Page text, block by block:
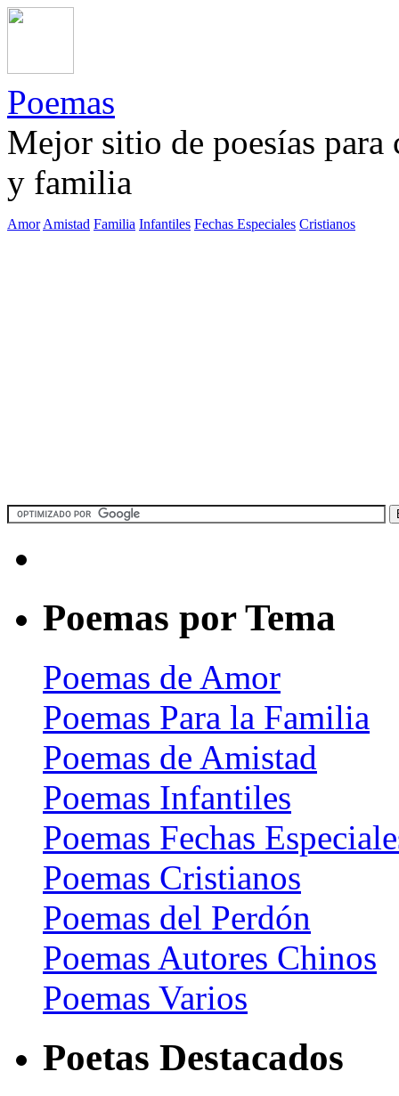
Poemas
Mejor sitio de poesías
y familia
Amor Amistad Familia Infantiles Fechas Especiales Cristianos
Poemas por Tema
Poemas de Amor
Poemas Para la Familia
Poemas de Amistad
Poemas Infantiles
Poemas Fechas
Poemas Cristianos
Poemas del Perdón
Poemas Autores Chinos
Poemas Varios
Poetas Destacados